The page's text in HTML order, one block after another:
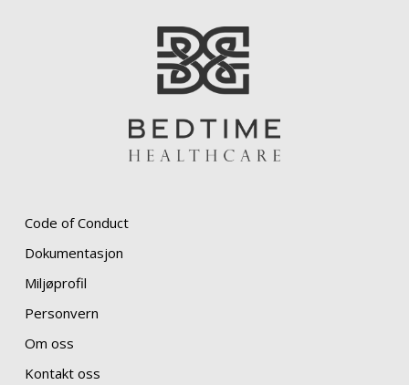
Code of Conduct
Dokumentasjon
Miljøprofil
Personvern
Om oss
Kontakt oss